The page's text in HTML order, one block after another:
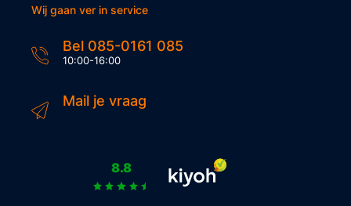
Wij gaan ver in service
Bel 085-0161 085
10:00-16:00
Mail je vraag
8.8